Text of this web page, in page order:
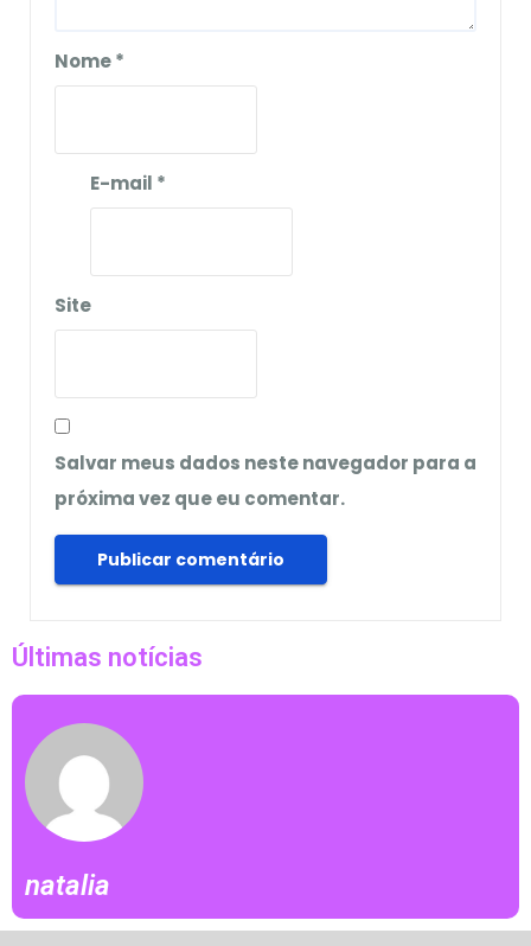
Nome*
E-mail *
Site
Salvar meus dados neste navegador para a
próxima vez que eu comentar.
Últimas notícias
natalia